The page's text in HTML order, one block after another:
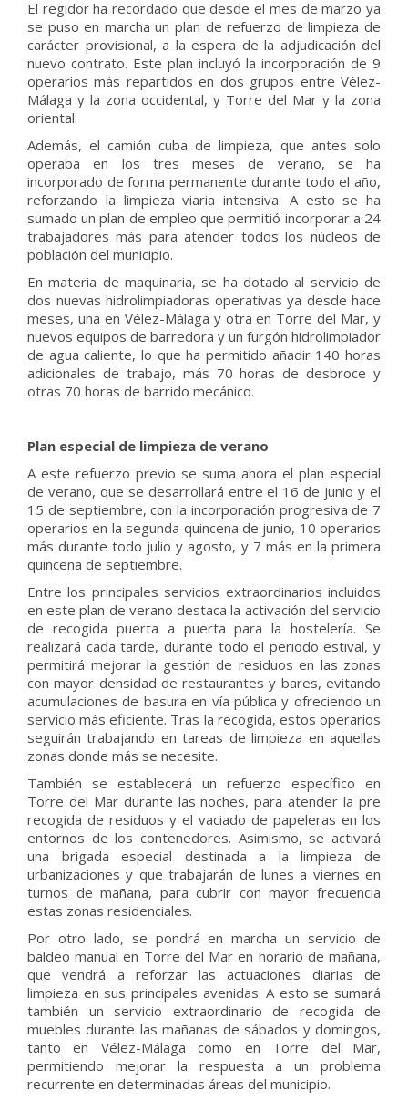
El regidor ha recordado que desde el mes de marzo ya
se puso en marcha un plan de refuerzo de limpieza de
carácter provisional, a la espera de la adjudicación del
nuevo contrato. Este plan incluyó la incorporación de 9
operarios más repartidos en dos grupos entre Vélez-
Málaga y la zona occidental, y Torre del Mar y la zona
oriental.
Además, el camión cuba de limpieza, que antes solo
operaba en los tres meses de verano, se ha
incorporado de forma permanente durante todo el año,
reforzando la limpieza viaria intensiva. A esto se ha
sumado un plan de empleo que permitió incorporar a 24
trabajadores más para atender todos los núcleos de
población del municipio.
En materia de maquinaria, se ha dotado al servicio de
dos nuevas hidrolimpiadoras operativas ya desde hace
meses, una en Vélez-Málaga y otra en Torre del Mar, y
nuevos equipos de barredora y un furgón hidrolimpiador
de agua caliente, lo que ha permitido añadir 140 horas
adicionales de trabajo, más 70 horas de desbroce y
otras 70 horas de barrido mecánico.
Plan especial de limpieza de verano
A este refuerzo previo se suma ahora el plan especial
de verano, que se desarrollará entre el 16 de junio y el
15 de septiembre, con la incorporación progresiva de 7
operarios en la segunda quincena de junio, 10 operarios
más durante todo julio y agosto, y 7 más en la primera
quincena de septiembre.
Entre los principales servicios extraordinarios incluidos
en este plan de verano destaca la activación del servicio
de recogida puerta a puerta para la hostelería. Se
realizará cada tarde, durante todo el periodo estival, y
permitirá mejorar la gestión de residuos en las zonas
con mayor densidad de restaurantes y bares, evitando
acumulaciones de basura en vía pública y ofreciendo un
servicio más eficiente. Tras la recogida, estos operarios
seguirán trabajando en tareas de limpieza en aquellas
zonas donde más se necesite.
También se establecerá un refuerzo específico en
Torre del Mar durante las noches, para atender la pre
recogida de residuos y el vaciado de papeleras en los
entornos de los contenedores. Asimismo, se activará
una brigada especial destinada a la limpieza de
urbanizaciones y que trabajarán de lunes a viernes en
turnos de mañana, para cubrir con mayor frecuencia
estas zonas residenciales.
Por otro lado, se pondrá en marcha un servicio de
baldeo manual en Torre del Mar en horario de mañana,
que vendrá a reforzar las actuaciones diarias de
limpieza en sus principales avenidas. A esto se sumará
también un servicio extraordinario de recogida de
muebles durante las mañanas de sábados y domingos,
tanto en Vélez-Málaga como en Torre del Mar,
permitiendo mejorar la respuesta a un problema
recurrente en determinadas áreas del municipio.